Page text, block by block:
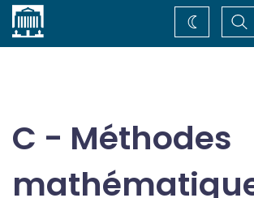
Accueil la
Changez
de
C - Méthodes